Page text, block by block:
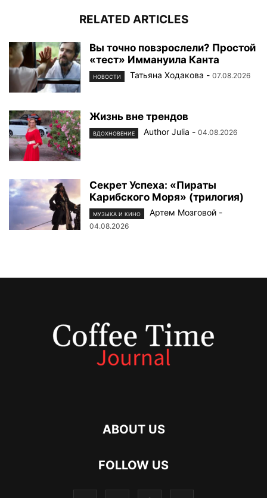
RELATED ARTICLES
Вы точно повзрослели? Простой
«тест» Иммануила Канта
НОВОСТИ Татьяна Ходакова - 07.08.2026
Жизнь вне трендов
ВДОХНОВЕНИЕ Author Julia - 04.08.2026
Секрет Успеха: «Пираты
Карибского Моря» (трилогия)
МУЗЫКА И КИНО Артем Мозговой -
04.08.2026
ABOUT US
FOLLOW US